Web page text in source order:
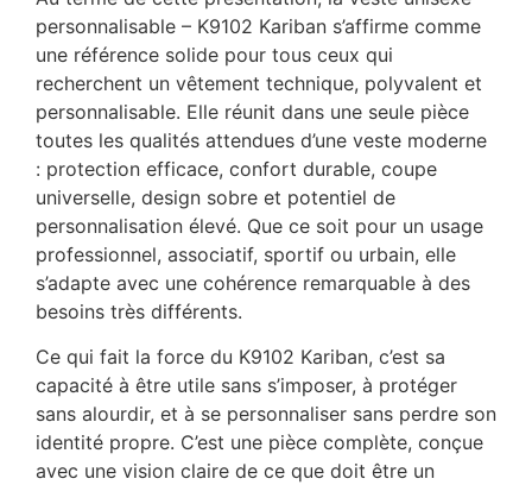
personnalisable – K9102 Kariban s’affirme comme
une référence solide pour tous ceux qui
recherchent un vêtement technique, polyvalent et
personnalisable. Elle réunit dans une seule pièce
toutes les qualités attendues d’une veste moderne
: protection efficace, confort durable, coupe
universelle, design sobre et potentiel de
personnalisation élevé. Que ce soit pour un usage
professionnel, associatif, sportif ou urbain, elle
s’adapte avec une cohérence remarquable à des
besoins très différents.
Ce qui fait la force du K9102 Kariban, c’est sa
capacité à être utile sans s’imposer, à protéger
sans alourdir, et à se personnaliser sans perdre son
identité propre. C’est une pièce complète, conçue
avec une vision claire de ce que doit être un